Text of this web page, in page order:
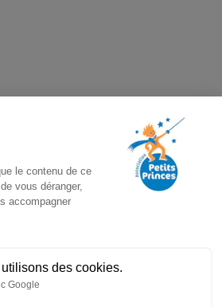
le contenu de ce
vous déranger,
accompagner
des cookies.
Google